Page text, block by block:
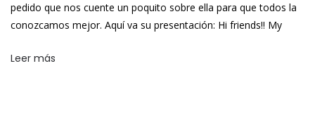
pedido que nos cuente un poquito sobre ella para que todos la
conozcamos mejor. Aquí va su presentación: Hi friends!! My
Leer más